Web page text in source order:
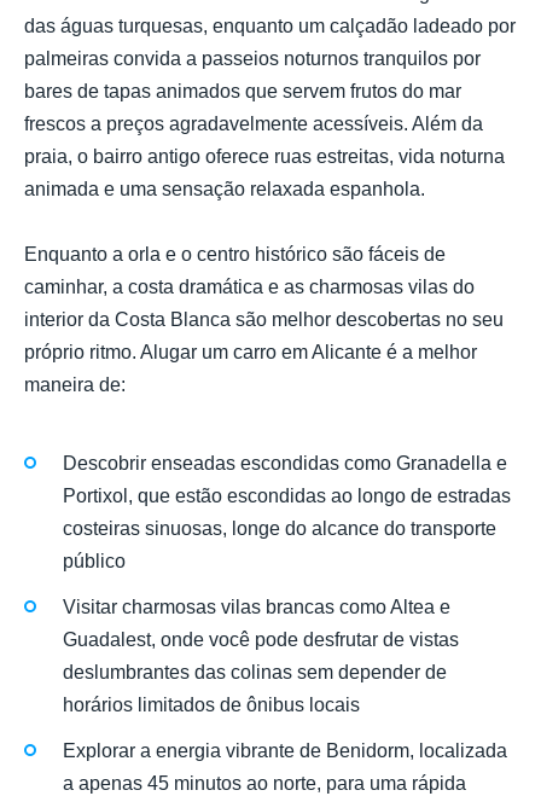
das águas turquesas, enquanto um calçadão ladeado por
palmeiras convida a passeios noturnos tranquilos por
bares de tapas animados que servem frutos do mar
frescos a preços agradavelmente acessíveis. Além da
praia, o bairro antigo oferece ruas estreitas, vida noturna
animada e uma sensação relaxada espanhola.
Enquanto a orla e o centro histórico são fáceis de
caminhar, a costa dramática e as charmosas vilas do
interior da Costa Blanca são melhor descobertas no seu
próprio ritmo. Alugar um carro em Alicante é a melhor
maneira de:
Descobrir enseadas escondidas como Granadella e
Portixol, que estão escondidas ao longo de estradas
costeiras sinuosas, longe do alcance do transporte
público
Visitar charmosas vilas brancas como Altea e
Guadalest, onde você pode desfrutar de vistas
deslumbrantes das colinas sem depender de
horários limitados de ônibus locais
Explorar a energia vibrante de Benidorm, localizada
a apenas 45 minutos ao norte, para uma rápida